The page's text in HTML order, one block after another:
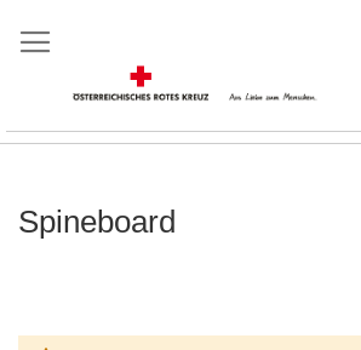
zum
Spineboard